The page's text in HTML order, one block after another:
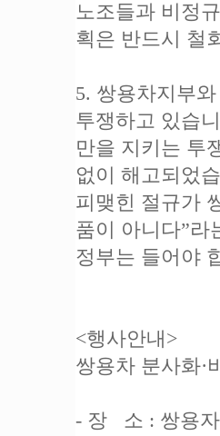
노조들과 비정
획은 반드시 철
5. 쌍용차지부
투쟁하고 있습
만을 지키는 투
없이 해고되었
피맺힌 절규가
품이 아니다”라
정부는 들어야
<행사안내>
쌍용차 분사화·
- 장 소 : 쌍용자